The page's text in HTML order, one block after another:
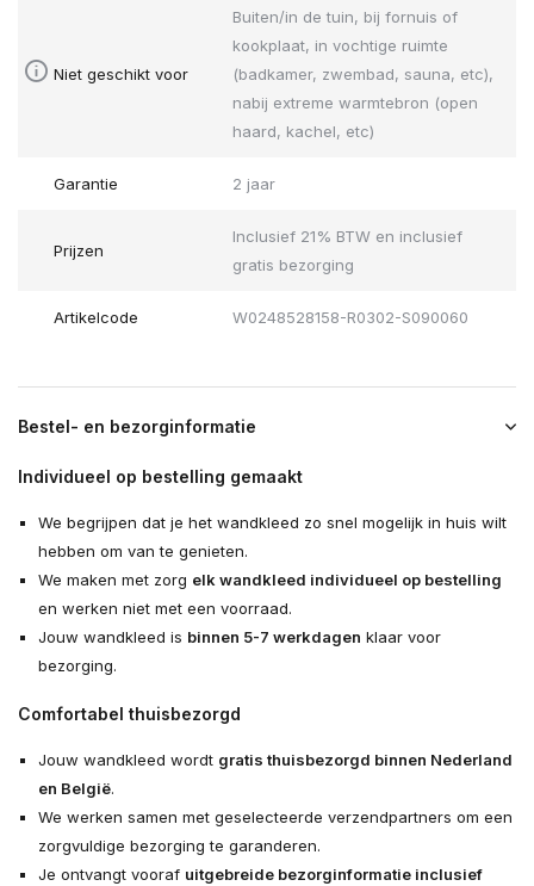
Niet geschikt voor
Buiten/in de tuin, bij fornuis of
kookplaat, in vochtige ruimte
(badkamer, zwembad, sauna, etc),
nabij extreme warmtebron (open
haard, kachel, etc)
Garantie 2 jaar
Prijzen
Inclusief 21% BTW en inclusief
gratis bezorging
Artikelcode W0248528158-R0302-S090060
Bestel- en bezorginformatie
Individueel op bestelling gemaakt
We begrijpen dat je het wandkleed zo snel mogelijk in huis wilt
hebben om van te genieten.
We maken met zorg elk wandkleed individueel op bestelling
en werken niet met een voorraad.
Jouw wandkleed is binnen 5-7 werkdagen klaar voor
bezorging.
Comfortabel thuisbezorgd
Jouw wandkleed wordt gratis thuisbezorgd binnen Nederland
en België.
We werken samen met geselecteerde verzendpartners om een
zorgvuldige bezorging te garanderen.
Je ontvangt vooraf uitgebreide bezorginformatie inclusief